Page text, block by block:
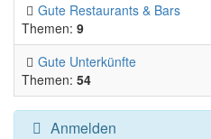
Gute Restaurants & Bars
Themen: 9
Gute Unterkünfte
Themen: 54
Anmelden